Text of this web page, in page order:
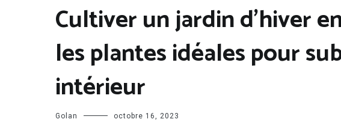
Cultiver un jardin d’hiver
les plantes idéales pour
intérieur
Golan octobre 16, 2023